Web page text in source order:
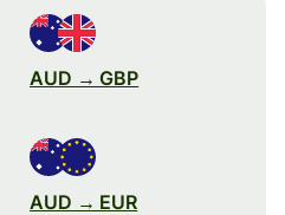
AUD → GBP
AUD → EUR